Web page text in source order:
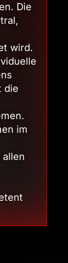
Die
wird.
die
im